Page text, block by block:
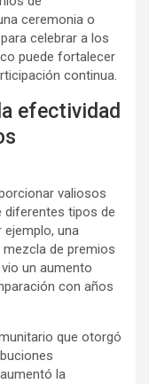
ceremonia o
celebrar a los
puede fortalecer
continua.
efectividad
valiosos
diferentes tipos de
una
de premios
un aumento
con años
que otorgó
la